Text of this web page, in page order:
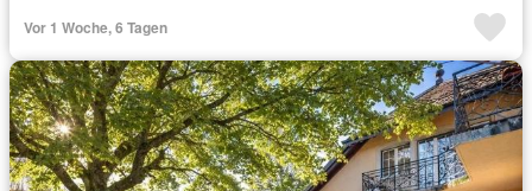
Vor 1 Woche, 6 Tagen